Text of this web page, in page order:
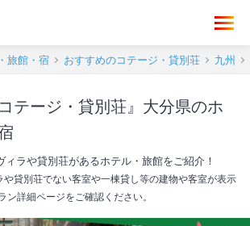
旅館・宿 おすすめのコテージ・貸別荘 九州
テージ・貸別荘』大分県のホ
ラや貸別荘があるホテル・旅館をご紹介！
貸別荘でない客室や一棟貸し等の建物や客室が表示
ン詳細ページをご確認ください。